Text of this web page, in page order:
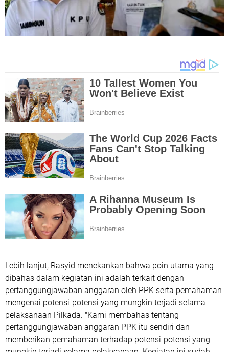
Lebih lanjut, Rasyid menekankan bahwa poin utama yang
dibahas dalam kegiatan ini adalah terkait dengan
pertanggungjawaban anggaran oleh PPK serta pemahaman
mengenai potensi-potensi yang mungkin terjadi selama
pelaksanaan Pilkada. "Kami membahas tentang
pertanggungjawaban anggaran PPK itu sendiri dan
memberikan pemahaman terhadap potensi-potensi yang